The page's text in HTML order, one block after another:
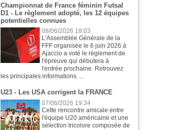
Championnat de France féminin Futsal
D1 - Le règlement adopté, les 12 équipes
potentielles connues
08/06/2026 18:03
L'Assemblée Générale de la
FFF organisée le 6 juin 2026 à
Ajaccio a voté le règlement de
l'épreuve qui débutera à
l'entrée prochaine. Retrouvez
les principales informations. ...
U23 - Les USA corrigent la FRANCE
07/06/2026 19:34
Cette rencontre amicale entre
l'équipe U20 américaine et une
sélection tricolore composée de